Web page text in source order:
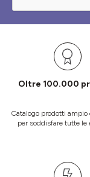
Oltre 100.000
Catalogo prodotti ampio
per soddisfare tutte le